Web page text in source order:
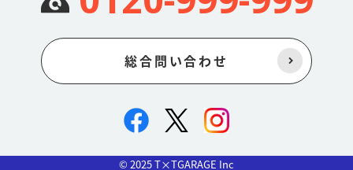
総合問い合わせ
© 2025 T×TGARAGE Inc